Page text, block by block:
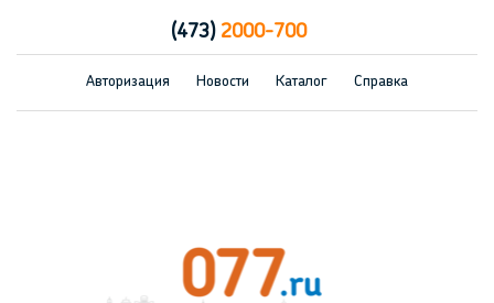
(473)2000-700
Авторизация Новости Каталог Справка